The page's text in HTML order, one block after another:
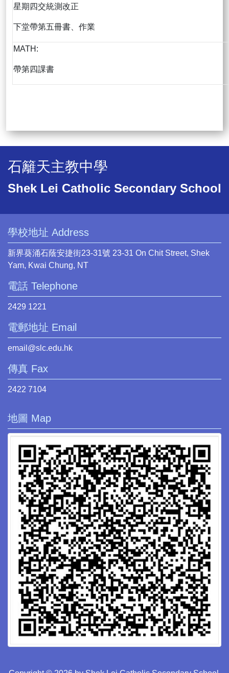
星期四交統測改正
下堂帶第五冊書、作業
MATH:
帶第四課書
石籬天主教中學
Shek Lei Catholic Secondary School
學校地址 Address
新界葵涌石蔭安捷街23-31號 23-31 On Chit Street, Shek
Yam, Kwai Chung, NT
電話 Telephone
2429 1221
電郵地址 Email
email@slc.edu.hk
傳真 Fax
2422 7104
地圖 Map